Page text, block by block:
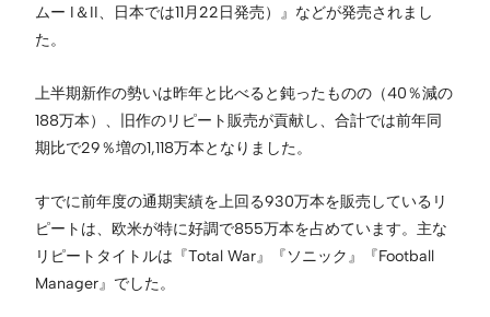
ムー I＆II、日本では11月22日発売）』などが発売されまし
た。
上半期新作の勢いは昨年と比べると鈍ったものの（40％減の
188万本）、旧作のリピート販売が貢献し、合計では前年同
期比で29％増の1,118万本となりました。
すでに前年度の通期実績を上回る930万本を販売しているリ
ピートは、欧米が特に好調で855万本を占めています。主な
リピートタイトルは『Total War』『ソニック』『Football
Manager』でした。